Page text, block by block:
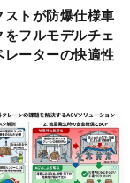
ストが防爆仕様車
をフルモデルチェ
レーターの快適性